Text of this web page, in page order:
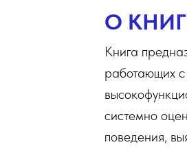
О
Книга
работающих
системно
поведения,